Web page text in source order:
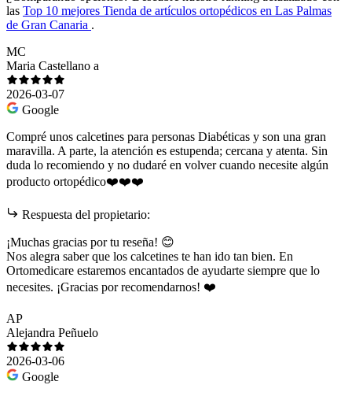
las Top 10 mejores Tienda de artículos ortopédicos en Las Palmas
de Gran Canaria .
MC
Maria Castellano a
2026-03-07
Google
Compré unos calcetines para personas Diabéticas y son una gran
maravilla. A parte, la atención es estupenda; cercana y atenta. Sin
duda lo recomiendo y no dudaré en volver cuando necesite algún
producto ortopédico❤️❤️❤️
Respuesta del propietario:
¡Muchas gracias por tu reseña! 😊
Nos alegra saber que los calcetines te han ido tan bien. En
Ortomedicare estaremos encantados de ayudarte siempre que lo
necesites. ¡Gracias por recomendarnos! ❤️
AP
Alejandra Peñuelo
2026-03-06
Google